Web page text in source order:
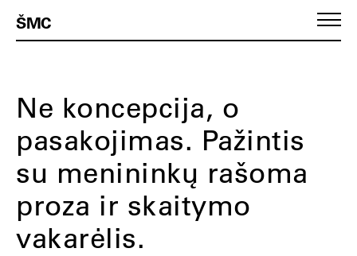
ŠMC
Ne koncepcija, o
pasakojimas. Pažintis
su menininkų rašoma
proza ir skaitymo
vakarėlis.